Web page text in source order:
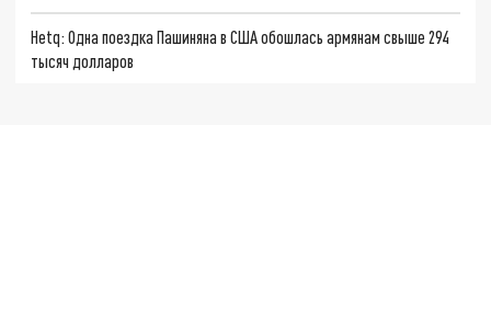
Hetq: Одна поездка Пашиняна в США обошлась армянам свыше 294
тысяч долларов